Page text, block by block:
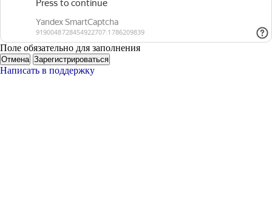
Поле обязательно для заполнения
Отмена Зарегистрироваться
Написать в поддержку